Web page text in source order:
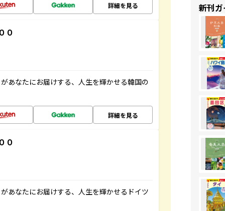
詳細を見る
０
あなたにお届けする、人生を輝かせる韓国の
詳細を見る
０
あなたにお届けする、人生を輝かせるドイツ
新刊